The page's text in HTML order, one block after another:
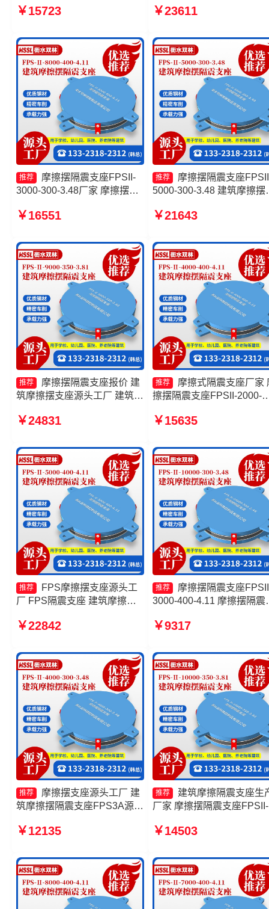
4.11 建筑摩擦摆隔振支座厂家
3.8厂家
￥15723
隔震支座FPSII-8000-300-
3000-350-3.81厂家
￥23611
推荐
摩擦摆隔震支座FPSII-
3000-300-3.48厂家 摩擦摆支
座FPSII-7000-350-3.81 摩擦
￥16551
推荐
摩擦摆隔震支座
5000-300-3.48 建筑摩擦摆
产厂家 摩擦摆隔震支座
￥21643
推荐
摩擦摆隔震支座报价 建
筑摩擦摆支座源头工厂 建筑摩
工厂 摩擦抗震支座生产厂家
￥24831
推荐
摩擦式隔震支座厂家
擦摆隔震支座FPSII-2000-
FBD厂家 摩擦抗震支座源
￥15635
推荐
FPS摩擦摆支座源头工
厂 FPS隔震支座 建筑摩擦摆
擦摆隔振支座源头工厂
￥22842
推荐
摩擦摆隔震支座
3000-400-4.11 摩擦摆隔震
支座FBD源头工厂 建筑摩
￥9317
推荐
摩擦摆支座源头工厂 建
筑摩擦摆隔震支座FPS3A源头
2000-400-4.11源头工厂 摩擦
4.11生产厂家
￥12135
推荐
建筑摩擦隔震支座生
厂家 摩擦摆隔震支座FPSII-
摆支座厂家 建筑摩擦摆隔
￥14503